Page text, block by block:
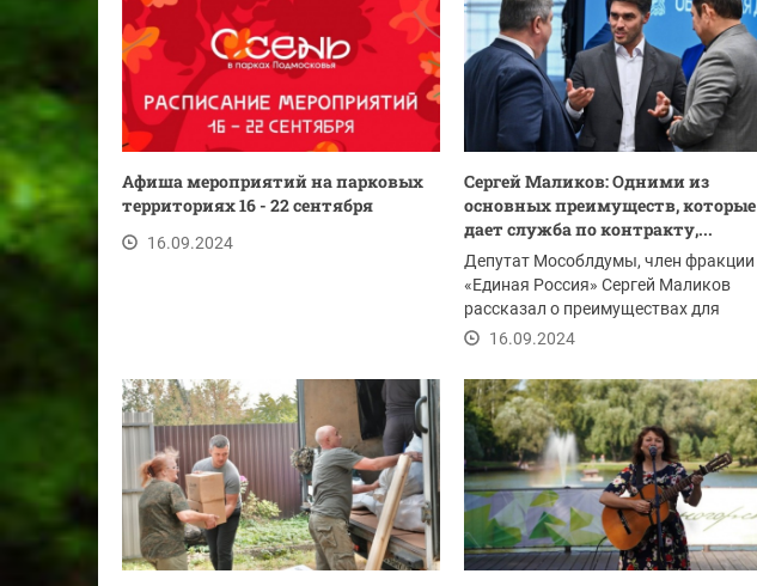
Афиша мероприятий на парковых
территориях 16 - 22 сентября
16.09.2024
Сергей Маликов: Одними из
основных преимуществ, которые
дает служба по контракту,...
Депутат Мособлдумы, член фракции
«Единая Россия» Сергей Маликов
рассказал о преимуществах для
военнослужащих по...
16.09.2024